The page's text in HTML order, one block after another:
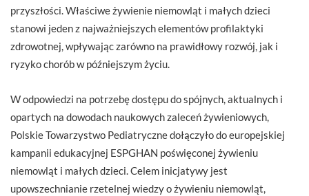
przyszłości. Właściwe żywienie niemowląt i małych dzieci
stanowi jeden z najważniejszych elementów profilaktyki
zdrowotnej, wpływając zarówno na prawidłowy rozwój, jak i
ryzyko chorób w późniejszym życiu.
W odpowiedzi na potrzebę dostępu do spójnych, aktualnych i
opartych na dowodach naukowych zaleceń żywieniowych,
Polskie Towarzystwo Pediatryczne dołączyło do europejskiej
kampanii edukacyjnej ESPGHAN poświęconej żywieniu
niemowląt i małych dzieci. Celem inicjatywy jest
upowszechnianie rzetelnej wiedzy o żywieniu niemowląt,